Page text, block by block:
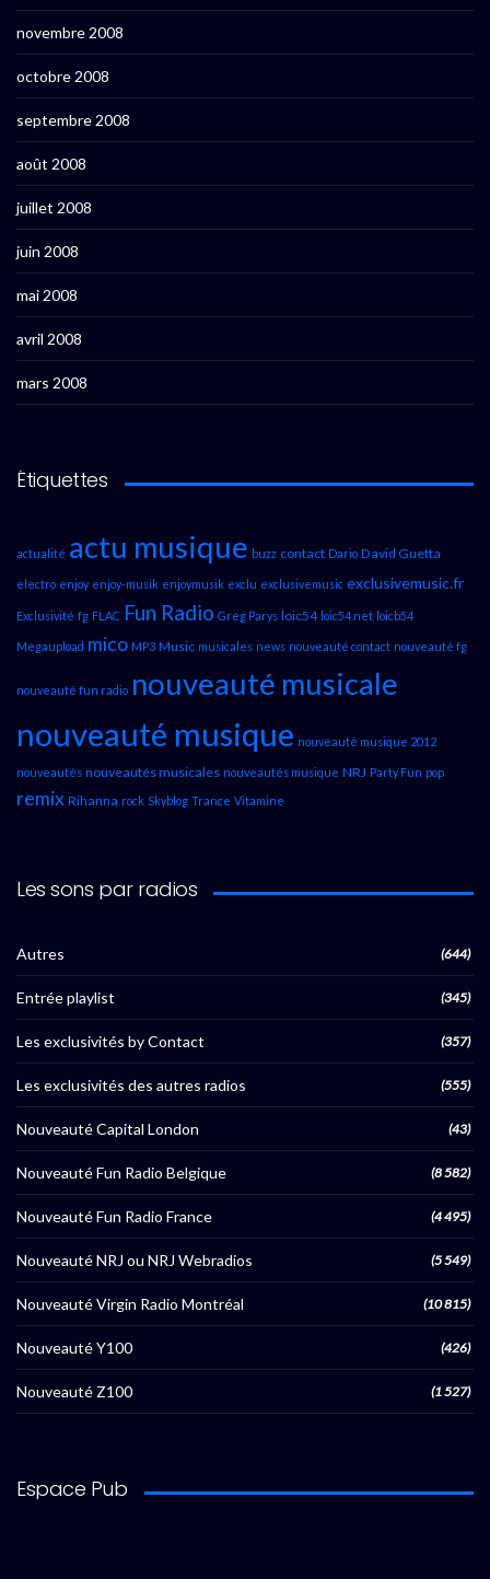
novembre 2008
octobre 2008
septembre 2008
août 2008
juillet 2008
juin 2008
mai 2008
avril 2008
mars 2008
Étiquettes
actualité actu musique buzz contact Dario David Guetta
electro enjoy enjoy-musik enjoymusik exclu exclusivemusic exclusivemusic.fr
Exclusivité fg FLAC Fun Radio Greg Parys loic54 loic54.net loicb54
Megaupload mico MP3 Music musicales news nouveauté contact nouveauté fg
nouveauté fun radio nouveauté musicale
nouveauté musique nouveauté musique 2012
nouveautés nouveautés musicales nouveautés musique NRJ Party Fun pop
remix Rihanna rock Skyblog Trance Vitamine
Les sons par radios
Autres (644)
Entrée playlist (345)
Les exclusivités by Contact (357)
Les exclusivités des autres radios (555)
Nouveauté Capital London (43)
Nouveauté Fun Radio Belgique (8 582)
Nouveauté Fun Radio France (4 495)
Nouveauté NRJ ou NRJ Webradios (5 549)
Nouveauté Virgin Radio Montréal (10 815)
Nouveauté Y100 (426)
Nouveauté Z100 (1 527)
Espace Pub